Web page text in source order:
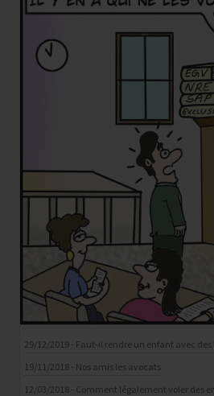
29/12/2019 - Faut-il rendre un enfant avec des
19/11/2018 - Nos amis les avocats
12/03/2018 - Comment légalement voler des